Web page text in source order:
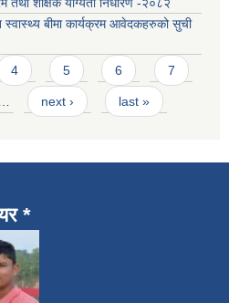
स्वास्थ्य बीमा कार्यक्रम आवेदकहरुको सुची
4 5 6 7
next › last »
*